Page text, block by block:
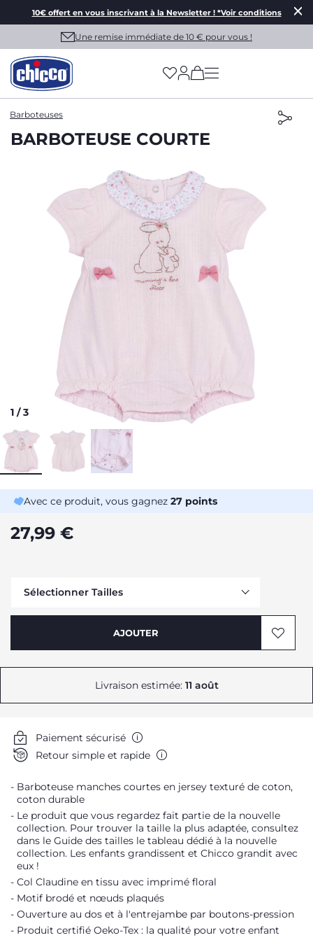
10€ offert en vous inscrivant à la Newsletter ! *Voir conditions
Une remise immédiate de 10 € pour vous !
(has more options
Barboteuses
BARBOTEUSE COURTE
1 /3
Avec ce produit, vous gagnez 27 points
27,99 €
Sélectionner Tailles
Me prévenir
AJOUTER
Livraison estimée: 11 août
Paiement sécurisé
Retour simple et rapide
Barboteuse manches courtes en jersey texturé de coton,
coton durable
Le produit que vous regardez fait partie de la nouvelle
collection. Pour trouver la taille la plus adaptée, consultez
dans le Guide des tailles le tableau dédié à la nouvelle
collection. Les enfants grandissent et Chicco grandit avec
eux !
Col Claudine en tissu avec imprimé floral
Motif brodé et nœuds plaqués
Ouverture au dos et à l'entrejambe par boutons-pression
Produit certifié Oeko-Tex : la qualité pour votre enfant